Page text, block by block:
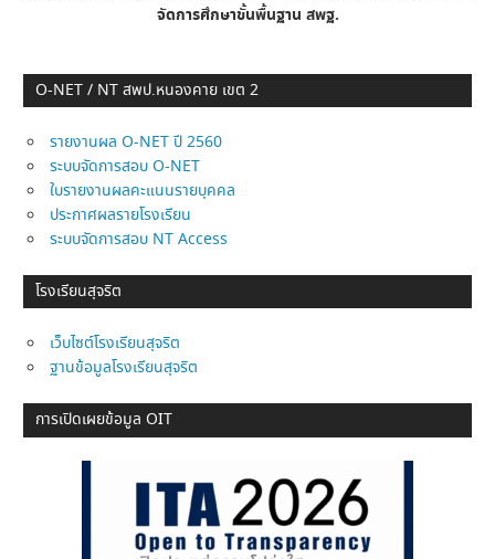
จัดการศึกษาขั้นพื้นฐาน สพฐ.
O-NET / NT สพป.หนองคาย เขต 2
รายงานผล O-NET ปี 2560
ระบบจัดการสอบ O-NET
ใบรายงานผลคะแนนรายบุคคล
ประกาศผลรายโรงเรียน
ระบบจัดการสอบ NT Access
โรงเรียนสุจริต
เว็บไซต์โรงเรียนสุจริต
ฐานข้อมูลโรงเรียนสุจริต
การเปิดเผยข้อมูล OIT